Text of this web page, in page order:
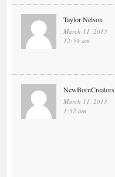
Taylor Nelson
March 11, 2013
12:59 am
NewBornCreators
March 11, 2013
1:32 am